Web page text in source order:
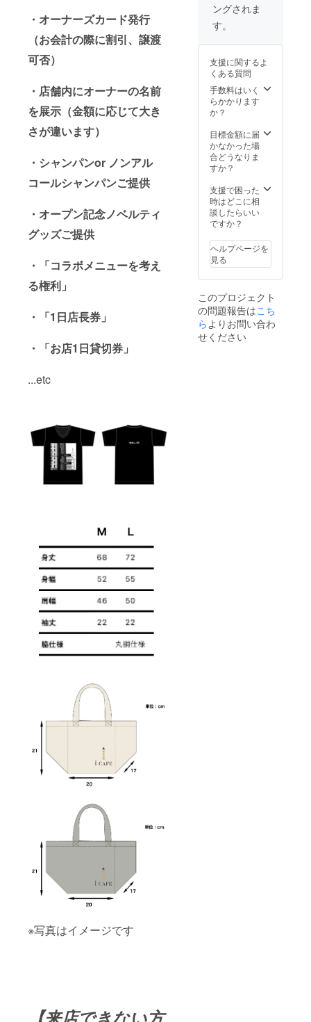
・オーナーズカード発行
（お会計の際に割引、譲渡
可否）
・店舗内にオーナーの名前
を展示（金額に応じて大き
さが違います）
・シャンパンor ノンアル
コールシャンパンご提供
・オープン記念ノベルティ
グッズご提供
・「コラボメニューを考え
る権利」
・「1日店長券」
・「お店1日貸切券」
...etc
※写真はイメージです
【来店できない方
ださい。) ・オー
プン記念ノベル
ティグッズを2点
をご提供 ①ラン
チバック iCAFE
②Tシャツ WALL
ST． ・「コラボ
メニューを考え
る権利」 （日程
はこちらからご
ます） ・「お店
1日貸切券」
（事前予約の際
に人数をお知ら
ングされま
す。
支援に関するよ
くある質問
手数料はいく
らかかります
か？
目標金額に届
かなかった場
合どうなりま
すか？
支援で困った
時はどこに相
談したらいい
ですか？
ヘルプページを
見る
このプロジェクト
の問題報告はこち
らよりお問い合わ
せください